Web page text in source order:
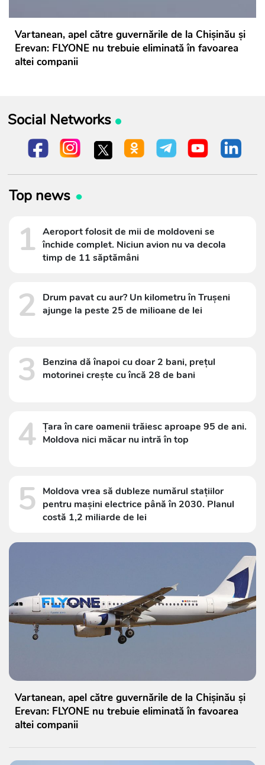
Vartanean, apel către guvernările de la Chișinău și
Erevan: FLYONE nu trebuie eliminată în favoarea
altei companii
Social Networks
Top news
1 Aeroport folosit de mii de moldoveni se
închide complet. Niciun avion nu va decola
timp de 11 săptămâni
2
Drum pavat cu aur? Un kilometru în Trușeni
ajunge la peste 25 de milioane de lei
3
Benzina dă înapoi cu doar 2 bani, prețul
motorinei crește cu încă 28 de bani
4 Țara în care oamenii trăiesc aproape 95 de ani.
Moldova nici măcar nu intră în top
5 Moldova vrea să dubleze numărul stațiilor
pentru mașini electrice până în 2030. Planul
costă 1,2 miliarde de lei
Vartanean, apel către guvernările de la Chișinău și
Erevan: FLYONE nu trebuie eliminată în favoarea
altei companii